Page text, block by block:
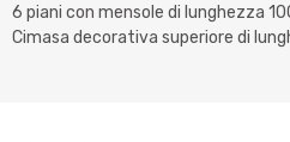
6 piani con mensole di lunghezza
Cimasa decorativa superiore di